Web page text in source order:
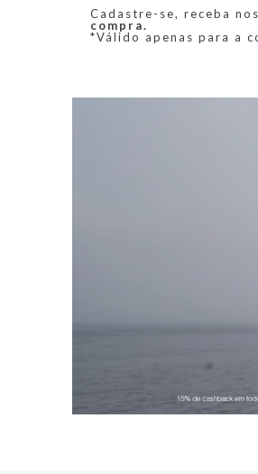
Cadastre-se, receba
compra.
*Válido apenas para a